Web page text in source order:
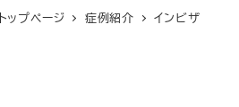
ップページ 症例紹介
インビザ